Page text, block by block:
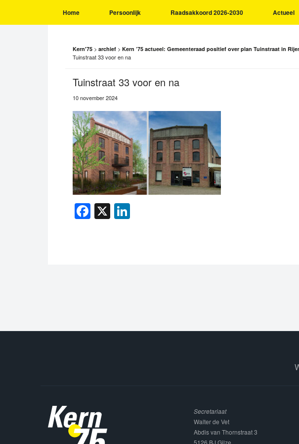
Home Persoonlijk Raadsakkoord 2026-2030 Actueel
Kern'75 > archief > Kern ’75 actueel: Gemeenteraad positief over plan Tuinstraat in
Tuinstraat 33 voor en na
Tuinstraat 33 voor en na
10 november 2024
Facebook
X
Secretariaat
Walter de Vet
Abdis van Thornstraat 3
5126 BJ Gilze